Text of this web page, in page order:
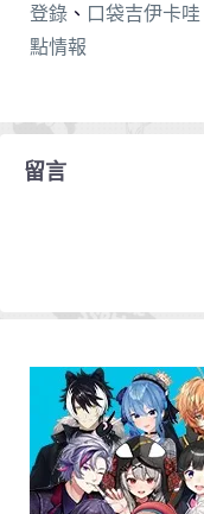
登錄 、 口袋吉伊卡哇
點情報
留言